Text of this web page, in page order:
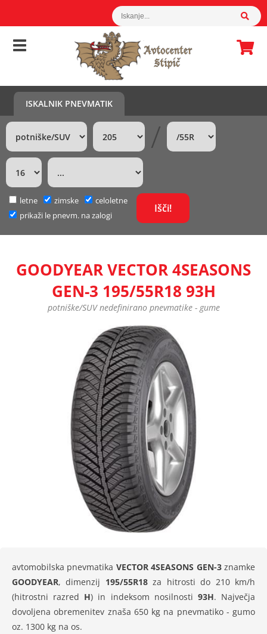
ISKALNIK PNEVMATIK
/
letne zimske
celoletne
prikaži le pnevm. na zalogi
GOODYEAR VECTOR 4SEASONS
GEN-3 195/55R18 93H
potniške/SUV nedefinirano pnevmatike - gume
avtomobilska pnevmatika VECTOR 4SEASONS GEN-3znamke
GOODYEAR, dimenzij 195/55R18za hitrosti do 210 km/h
(hitrostni razred H) in indeksom nosilnosti 93H. Največja
dovoljena obremenitev znaša 650 kg na pnevmatiko - gumo
oz. 1300 kg na os.